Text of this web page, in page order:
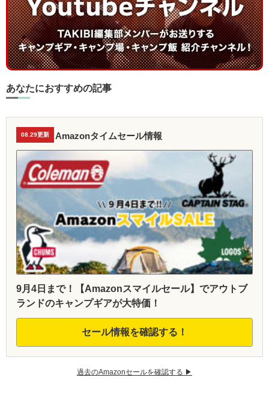
あなたにおすすめの記事
08.29更新 Amazonタイムセール情報
9月4日まで！【Amazonスマイルセール】でアウトブ
ランドのキャンプギアが大特価！
セール情報を確認する！
過去のAmazonセールを確認する ▶︎